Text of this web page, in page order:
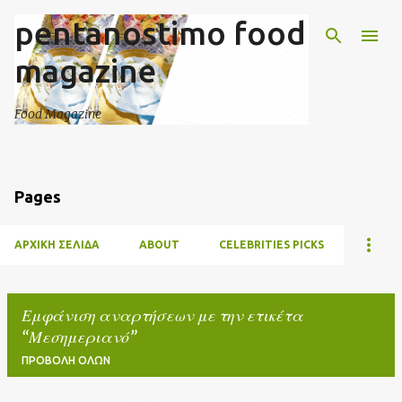
Μετάβαση στο κύριο περιεχόμενο
pentanostimo food
magazine
Food Magazine
Pages
ΑΡΧΙΚΉ ΣΕΛΊΔΑ ABOUT CELEBRITIES PICKS
Εμφάνιση αναρτήσεων με την ετικέτα
Μεσημεριανό
ΠΡΟΒΟΛΉ ΌΛΩΝ